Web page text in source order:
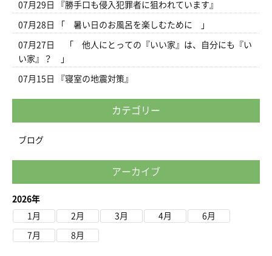
07月29日 『勝手口も侵入犯罪者に狙われています』
07月28日 「 暑い日のお風呂を楽しむために 」
07月27日
「 他人にとっての『いい家』は、自分にも『い
い家』？ 」
07月15日 『寝室の地震対策』
カテゴリー
ブログ
アーカイブ
2026年
1月
2月 3月 4月 6月
7月 8月